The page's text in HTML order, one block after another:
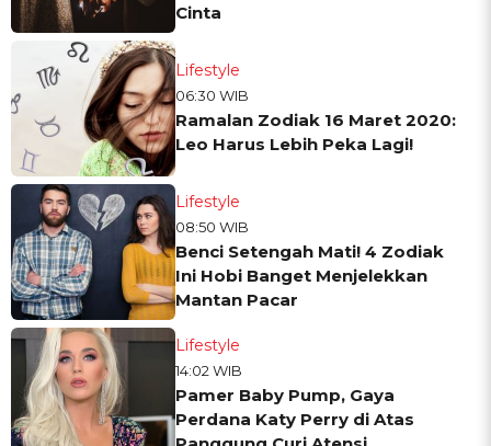
Cinta
Lifestyle
06:30 WIB
Ramalan Zodiak 16 Maret 2020:
Leo Harus Lebih Peka Lagi!
Lifestyle
08:50 WIB
Benci Setengah Mati! 4 Zodiak
Ini Hobi Banget Menjelekkan
Mantan Pacar
Lifestyle
14:02 WIB
Pamer Baby Pump, Gaya
Perdana Katy Perry di Atas